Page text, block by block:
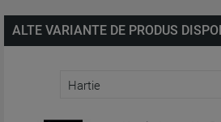
ALTE VARIANTE DE PRODUS